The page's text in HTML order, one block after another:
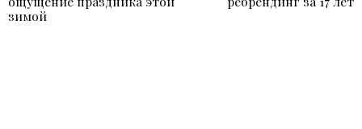
post:
зимой